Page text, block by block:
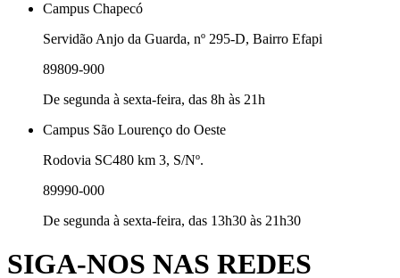
Campus Chapecó
Servidão Anjo da Guarda, nº 295-D, Bairro Efapi
89809-900
De segunda à sexta-feira, das 8h às 21h
Campus São Lourenço do Oeste
Rodovia SC480 km 3, S/Nº.
89990-000
De segunda à sexta-feira, das 13h30 às 21h30
SIGA-NOS NAS REDES